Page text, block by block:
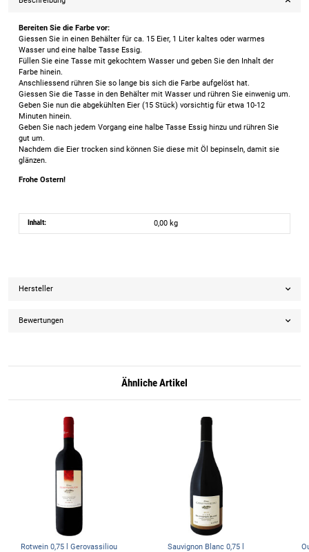
Bereiten Sie die Farbe vor:
Giessen Sie in einen Behälter für ca. 15 Eier, 1 Liter kaltes oder warmes
Wasser und eine halbe Tasse Essig.
Füllen Sie eine Tasse mit gekochtem Wasser und geben Sie den Inhalt der
Farbe hinein.
Anschliessend rühren Sie so lange bis sich die Farbe aufgelöst hat.
Giessen Sie die Tasse in den Behälter mit Wasser und rühren Sie einwenig um.
Geben Sie nun die abgekühlten Eier (15 Stück) vorsichtig für etwa 10-12
Minuten hinein.
Geben Sie nach jedem Vorgang eine halbe Tasse Essig hinzu und rühren Sie
gut um.
Nachdem die Eier trocken sind können Sie diese mit Öl bepinseln, damit sie
glänzen.
Frohe Ostern!
Inhalt: 0,00 kg
Hersteller
Bewertungen
Ähnliche Artikel
Rotwein 0,75 l Gerovassiliou
Sauvignon Blanc 0,75 l